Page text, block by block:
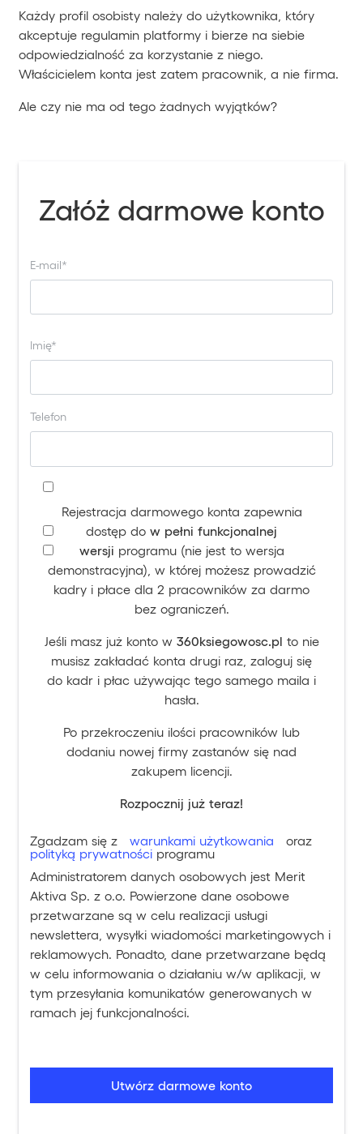
Każdy profil osobisty należy do użytkownika, który
akceptuje regulamin platformy i bierze na siebie
odpowiedzialność za korzystanie z niego.
Właścicielem konta jest zatem pracownik, a nie firma.
Ale czy nie ma od tego żadnych wyjątków?
Załóż darmowe konto
E-mail*
Imię*
Telefon
Rejestracja darmowego konta zapewnia
dostęp do w pełni funkcjonalnej
wersji programu (nie jest to wersja
demonstracyjna), w której możesz prowadzić
kadry i płace dla 2 pracowników za darmo
bez ograniczeń.
Jeśli masz już konto w 360ksiegowosc.pl to nie
musisz zakładać konta drugi raz, zaloguj się
do kadr i płac używając tego samego maila i
hasła.
Po przekroczeniu ilości pracowników lub
dodaniu nowej firmy zastanów się nad
zakupem licencji.
Rozpocznij już teraz!
Zgadzam się z warunkami użytkowania
oraz
polityką prywatności programu
Administratorem danych osobowych jest Merit
Aktiva Sp. z o.o. Powierzone dane osobowe
przetwarzane są w celu realizacji usługi
newslettera, wysyłki wiadomości marketingowych i
reklamowych. Ponadto, dane przetwarzane będą
w celu informowania o działaniu w/w aplikacji, w
tym przesyłania komunikatów generowanych w
ramach jej funkcjonalności.
Utwórz darmowe konto